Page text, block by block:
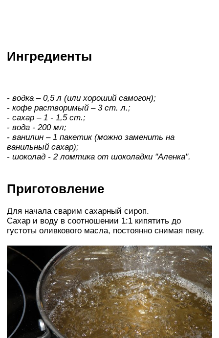
Ингредиенты
- водка – 0,5 л (или хороший самогон);
- кофе растворимый – 3 ст. л.;
- сахар – 1 - 1,5 ст.;
- вода - 200 мл;
- ванилин – 1 пакетик (можно заменить на
ванильный сахар);
- шоколад - 2 ломтика от шоколадки "Аленка".
Приготовление
Для начала сварим сахарный сироп.
Сахар и воду в соотношении 1:1 кипятить до
густоты оливкового масла, постоянно снимая пену.